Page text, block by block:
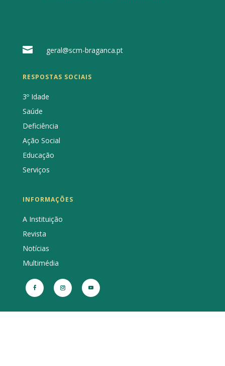
 geral@scm-braganca.pt
RESPOSTAS SOCIAIS
3º Idade
Saúde
Deficiência
Ação Social
Educação
Serviços
INFORMAÇÕES
A Instituição
Revista
Notícias
Multimédia